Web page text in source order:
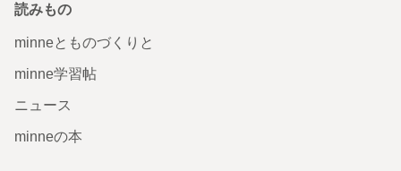
読みもの
minneとものづくりと
minne学習帖
ニュース
minneの本